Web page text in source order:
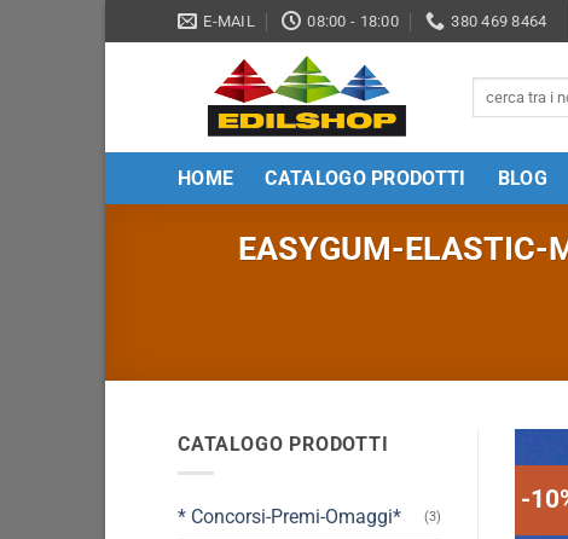
ai
E-MAIL 08:00 - 18:00 380 469 8464
HOME CATALOGO PRODOTTI BLOG
EASYGUM-
CATALOGO PRODOTTI
* Concorsi-Premi-Omaggi* (3)
-